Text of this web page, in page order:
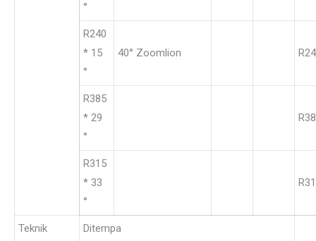
°
R240
* 15
°
40° Zoomlion
R385
* 29
°
R315
* 33
°
Teknik Ditempa